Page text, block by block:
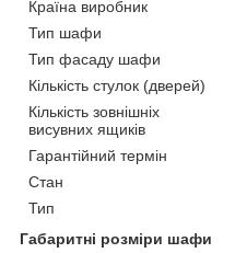
Країна виробник
Тип шафи
Тип фасаду шафи
Кількість стулок (дверей)
Кількість зовнішніх
висувних ящиків
Гарантійний термін
Стан
Тип
Габаритні розміри шафи